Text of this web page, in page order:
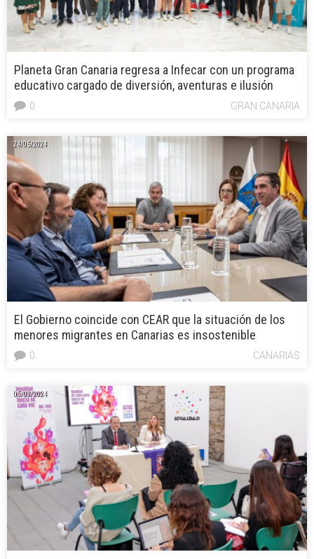
Planeta Gran Canaria regresa a Infecar con un programa
educativo cargado de diversión, aventuras e ilusión
GRAN CANARIA
0
24/05/2024
El Gobierno coincide con CEAR que la situación de los
menores migrantes en Canarias es insostenible
CANARIAS
0
05/03/2024